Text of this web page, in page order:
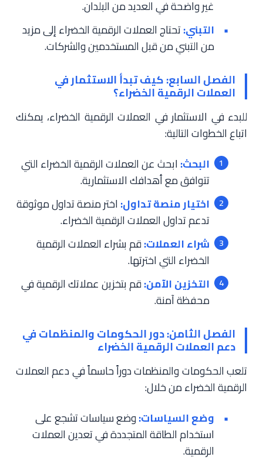
غير واضحة في العديد من البلدان.
التبني:تحتاج العملات الرقمية الخضراء إلى مزيد
من التبني من قبل المستخدمين والشركات.
الفصل السابع: كيف تبدأ الاستثمار في
العملات الرقمية الخضراء؟
للبدء في الاستثمار في العملات الرقمية الخضراء، يمكنك
اتباع الخطوات التالية:
البحث: ابحث عن العملات الرقمية الخضراء التي
تتوافق مع أهدافك الاستثمارية.
اختيار منصة تداول: اختر منصة تداول موثوقة
تدعم تداول العملات الرقمية الخضراء.
شراء العملات:قم بشراء العملات الرقمية
الخضراء التي اخترتها.
التخزين الآمن:قم بتخزين عملاتك الرقمية في
محفظة آمنة.
الفصل الثامن: دور الحكومات والمنظمات في
دعم العملات الرقمية الخضراء
تلعب الحكومات والمنظمات دوراً حاسماً في دعم العملات
الرقمية الخضراء من خلال:
وضع السياسات:وضع سياسات تشجع على
استخدام الطاقة المتجددة في تعدين العملات
الرقمية.